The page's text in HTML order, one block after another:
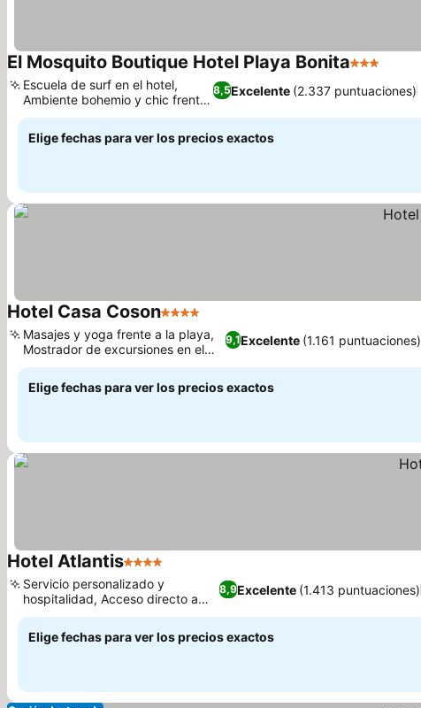
El Mosquito Boutique Hotel Playa Bonita3 Estrellas
8,5Excelente (2.337 puntuaciones)
Escuela de surf en el hotel,
Ambiente bohemio y chic frente
al mar
Elige fechas para ver los precios exactos
Hotel Casa Coson4 Estrellas
9,1Excelente (1.161 puntuaciones)
Masajes y yoga frente a la playa,
Mostrador de excursiones en el
hotel
Elige fechas para ver los precios exactos
Hotel Atlantis4 Estrellas
8,9Excelente (1.413 puntuaciones)
Servicio personalizado y
hospitalidad, Acceso directo a
Playa Bonita
Elige fechas para ver los precios exactos